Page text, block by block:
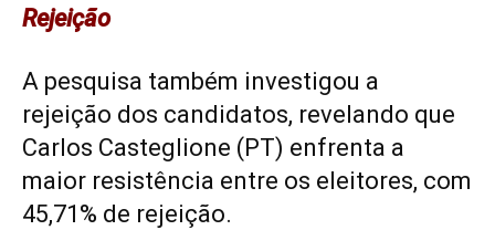
Rejeição
A pesquisa também investigou a
rejeição dos candidatos, revelando que
Carlos Casteglione (PT) enfrenta a
maior resistência entre os eleitores, com
45,71% de rejeição.